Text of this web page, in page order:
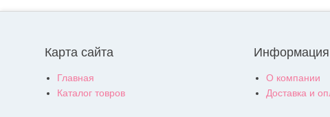
Карта сайта
Главная
Каталог товров
Информация
О компании
Доставка и